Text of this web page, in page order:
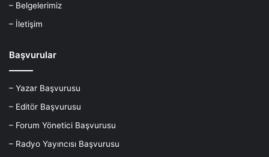
– Belgelerimiz
– İletişim
Başvurular
– Yazar Başvurusu
– Editör Başvurusu
– Forum Yönetici Başvurusu
– Radyo Yayıncısı Başvurusu